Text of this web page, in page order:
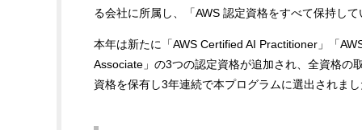
る会社に所属し、「AWS 認定資格をすべて保持し
本年は新たに「AWS Certified AI Practitioner」「
Associate」の3つの認定資格が追加され、全資格の
資格を保有し3年連続で本プログラムに選出されま